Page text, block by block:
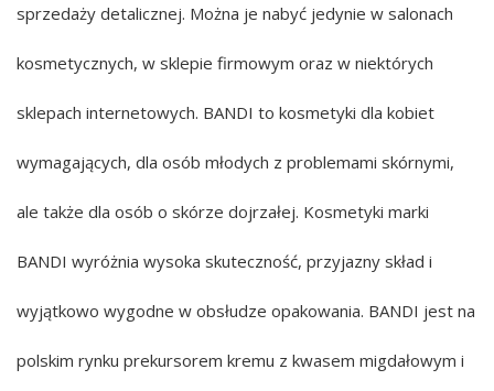
sprzedaży detalicznej. Można je nabyć jedynie w salonach
kosmetycznych, w sklepie firmowym oraz w niektórych
sklepach internetowych. BANDI to kosmetyki dla kobiet
wymagających, dla osób młodych z problemami skórnymi,
ale także dla osób o skórze dojrzałej. Kosmetyki marki
BANDI wyróżnia wysoka skuteczność, przyjazny skład i
wyjątkowo wygodne w obsłudze opakowania. BANDI jest na
polskim rynku prekursorem kremu z kwasem migdałowym i